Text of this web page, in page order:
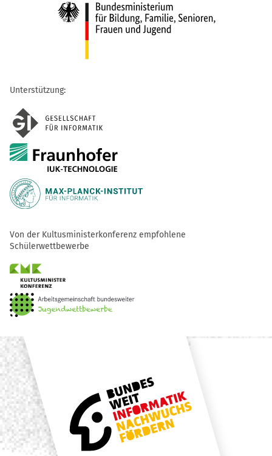
Unterstützung:
Von der Kultusministerkonferenz empfohlene
Schülerwettbewerbe